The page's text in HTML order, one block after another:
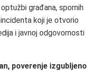
građana, spornih
koji je otvorio
i javnoj odgovornosti
poverenje izgubljeno